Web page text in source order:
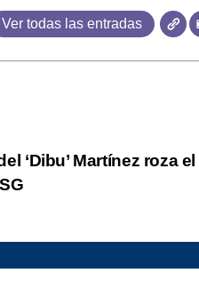
Ver todas las entradas
‘Dibu’ Martínez roza el